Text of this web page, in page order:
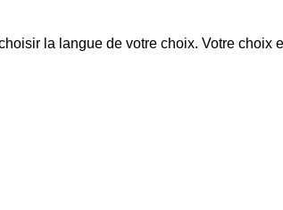
la langue de votre choix. Votre choix